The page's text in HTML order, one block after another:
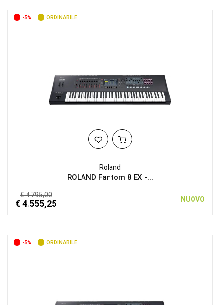
-5% ORDINABILE
Roland
ROLAND Fantom 8 EX -...
€ 4.795,00
€ 4.555,25 NUOVO
-5% ORDINABILE